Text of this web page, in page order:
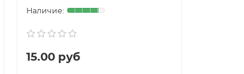
15.00 руб